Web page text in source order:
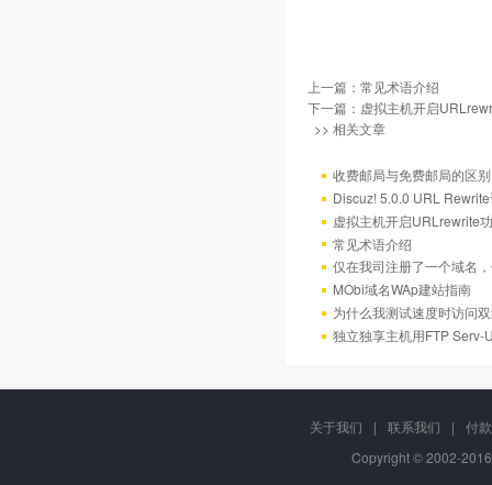
上一篇： 常见术语介绍
下一篇： 虚拟主机开启
>> 相关文章
收费邮局与免费邮局的区别
Discuz! 5.0.0 URL
虚拟主机开启URLrewrite
常见术语介绍
仅在我司注册了一个域名
MObi域名WAp建站指南
为什么我测试速度时访问
独立独享主机用FTP Serv-
关于我们 | 联系我们 |
付
Copyright © 2002-